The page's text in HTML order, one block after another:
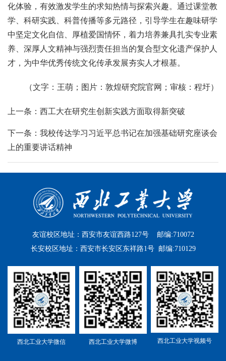
化体验，有效激发学生的求知热情与探索兴趣。通过课堂教
学、科研实践、科普传播等多元路径，引导学生在趣味研学
中坚定文化自信、厚植爱国情怀，着力培养兼具扎实专业素
养、深厚人文精神与强烈责任担当的复合型文化遗产保护人
才，为中华优秀传统文化传承发展夯实人才根基。
（文字：王萌；图片：敦煌研究院官网；审核：程圩）
上一条：西工大在研究生创新实践方面取得新突破
下一条：我校传达学习习近平总书记在加强基础研究座谈会
上的重要讲话精神
友谊校区地址：西安市友谊西路127号 邮编:710072
长安校区地址：西安市长安区东祥路1号 邮编:710129
西北工业大学微信 西北工业大学微博 西北工业大学视频号